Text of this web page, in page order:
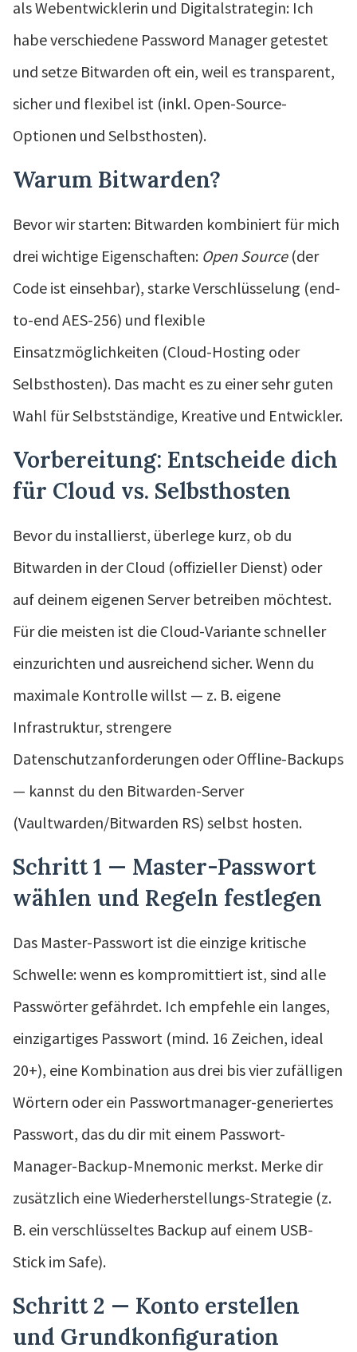
als Webentwicklerin und Digitalstrategin: Ich
habe verschiedene Password Manager getestet
und setze Bitwarden oft ein, weil es transparent,
sicher und flexibel ist (inkl. Open-Source-
Optionen und Selbsthosten).
Warum Bitwarden?
Bevor wir starten: Bitwarden kombiniert für mich
drei wichtige Eigenschaften: Open Source(der
Code ist einsehbar), starke Verschlüsselung (end-
to-end AES-256) und flexible
Einsatzmöglichkeiten (Cloud-Hosting oder
Selbsthosten). Das macht es zu einer sehr guten
Wahl für Selbstständige, Kreative und Entwickler.
Vorbereitung: Entscheide dich
für Cloud vs. Selbsthosten
Bevor du installierst, überlege kurz, ob du
Bitwarden in der Cloud (offizieller Dienst) oder
auf deinem eigenen Server betreiben möchtest.
Für die meisten ist die Cloud-Variante schneller
einzurichten und ausreichend sicher. Wenn du
maximale Kontrolle willst — z. B. eigene
Infrastruktur, strengere
Datenschutzanforderungen oder Offline-Backups
— kannst du den Bitwarden-Server
(Vaultwarden/Bitwarden RS) selbst hosten.
Schritt 1 — Master-Passwort
wählen und Regeln festlegen
Das Master-Passwort ist die einzige kritische
Schwelle: wenn es kompromittiert ist, sind alle
Passwörter gefährdet. Ich empfehle ein langes,
einzigartiges Passwort (mind. 16 Zeichen, ideal
20+), eine Kombination aus drei bis vier zufälligen
Wörtern oder ein Passwortmanager-generiertes
Passwort, das du dir mit einem Passwort-
Manager-Backup-Mnemonic merkst. Merke dir
zusätzlich eine Wiederherstellungs-Strategie (z.
B. ein verschlüsseltes Backup auf einem USB-
Stick im Safe).
Schritt 2 — Konto erstellen
und Grundkonfiguration